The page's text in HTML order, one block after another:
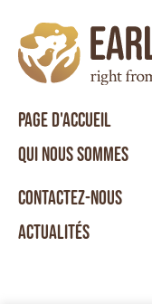
PAGE D'ACCUEIL
QUI NOUS SOMMES
CONTACTEZ-NOUS
ACTUALITÉS